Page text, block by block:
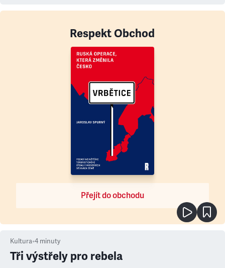
Respekt Obchod
Přejít do obchodu
Kultura•4 minuty
Tři výstřely pro rebela